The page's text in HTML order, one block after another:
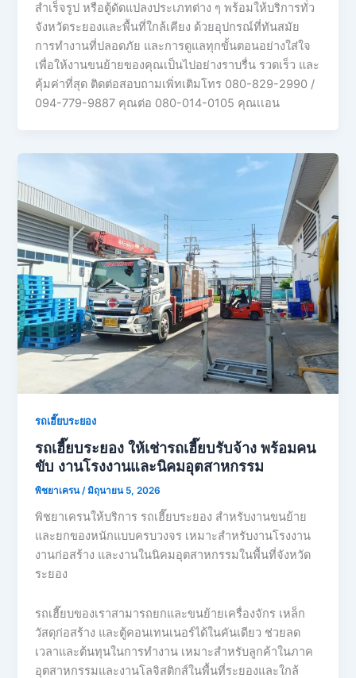
สำเร็จรูป หรือตู้ดัดแปลงประเภทต่าง ๆ พร้อมให้บริการทั่ว
จังหวัดระยองและพื้นที่ใกล้เคียง ด้วยอุปกรณ์ที่ทันสมัย
การทำงานที่ปลอดภัย และการดูแลทุกขั้นตอนอย่างใส่ใจ
เพื่อให้งานขนย้ายของคุณเป็นไปอย่างราบรื่น รวดเร็ว และ
คุ้มค่าที่สุด ติดต่อสอบถามเพิ่ทเติมโทร 080-829-2990 /
094-779-9887 คุณต่อ 080-014-0105 คุณเเอน
รถเฮี๊ยบระยอง
รถเฮี๊ยบระยอง ให้เช่ารถเฮี๊ยบรับจ้าง พร้อมคน
ขับ งานโรงงานและนิคมอุตสาหกรรม
พิชยาเครน/มิถุนายน 5, 2026
พิชยาเครนให้บริการ รถเฮี๊ยบระยอง สำหรับงานขนย้าย
และยกของหนักแบบครบวงจร เหมาะสำหรับงานโรงงาน
งานก่อสร้าง และงานในนิคมอุตสาหกรรมในพื้นที่จังหวัด
ระยอง
รถเฮี๊ยบของเราสามารถยกและขนย้ายเครื่องจักร เหล็ก
วัสดุก่อสร้าง และตู้คอนเทนเนอร์ได้ในคันเดียว ช่วยลด
เวลาและต้นทุนในการทำงาน เหมาะสำหรับลูกค้าในภาค
อุตสาหกรรมและงานโลจิสติกส์ในพื้นที่ระยองและใกล้